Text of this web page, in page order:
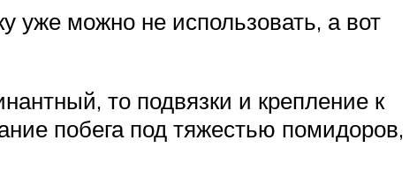
уже можно не использовать, а вот
то подвязки и крепление к
побега под тяжестью помидоров,